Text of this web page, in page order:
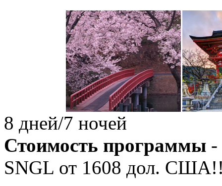
8 дней/7 ночей
Стоимость программы -
SNGL от 1608 дол.